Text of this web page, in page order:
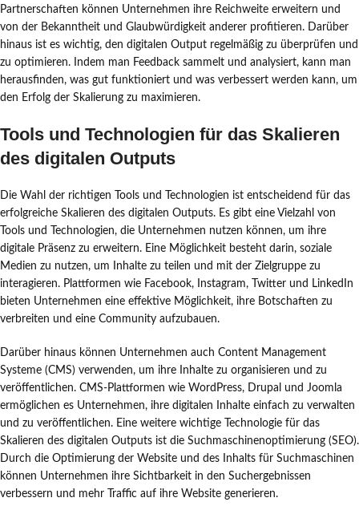
Partnerschaften können Unternehmen ihre Reichweite erweitern und
von der Bekanntheit und Glaubwürdigkeit anderer profitieren. Darüber
hinaus ist es wichtig, den digitalen Output regelmäßig zu überprüfen und
zu optimieren. Indem man Feedback sammelt und analysiert, kann man
herausfinden, was gut funktioniert und was verbessert werden kann, um
den Erfolg der Skalierung zu maximieren.
Tools und Technologien für das Skalieren
des digitalen Outputs
Die Wahl der richtigen Tools und Technologien ist entscheidend für das
erfolgreiche Skalieren des digitalen Outputs. Es gibt eine Vielzahl von
Tools und Technologien, die Unternehmen nutzen können, um ihre
digitale Präsenz zu erweitern. Eine Möglichkeit besteht darin, soziale
Medien zu nutzen, um Inhalte zu teilen und mit der Zielgruppe zu
interagieren. Plattformen wie Facebook, Instagram, Twitter und LinkedIn
bieten Unternehmen eine effektive Möglichkeit, ihre Botschaften zu
verbreiten und eine Community aufzubauen.
Darüber hinaus können Unternehmen auch Content Management
Systeme (CMS) verwenden, um ihre Inhalte zu organisieren und zu
veröffentlichen. CMS-Plattformen wie WordPress, Drupal und Joomla
ermöglichen es Unternehmen, ihre digitalen Inhalte einfach zu verwalten
und zu veröffentlichen. Eine weitere wichtige Technologie für das
Skalieren des digitalen Outputs ist die Suchmaschinenoptimierung (SEO).
Durch die Optimierung der Website und des Inhalts für Suchmaschinen
können Unternehmen ihre Sichtbarkeit in den Suchergebnissen
verbessern und mehr Traffic auf ihre Website generieren.